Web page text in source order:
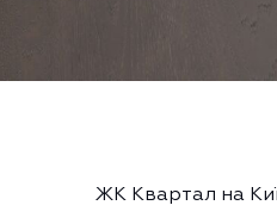
ЖК Квартал на